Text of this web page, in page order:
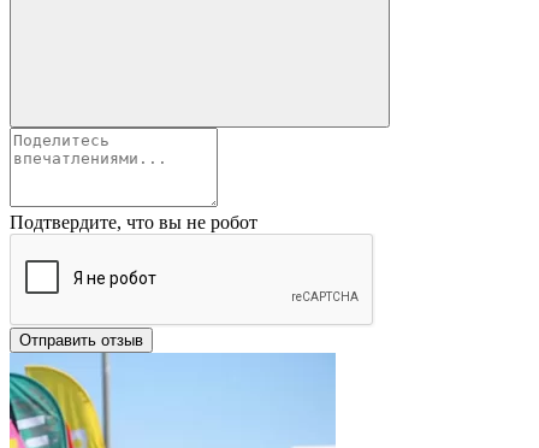
Подтвердите, что вы не робот
Отправить отзыв